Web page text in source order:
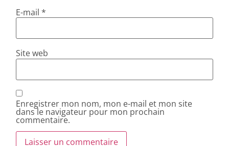
E-mail*
Site web
Enregistrer mon nom, mon e-mail et mon site
dans le navigateur pour mon prochain
commentaire.